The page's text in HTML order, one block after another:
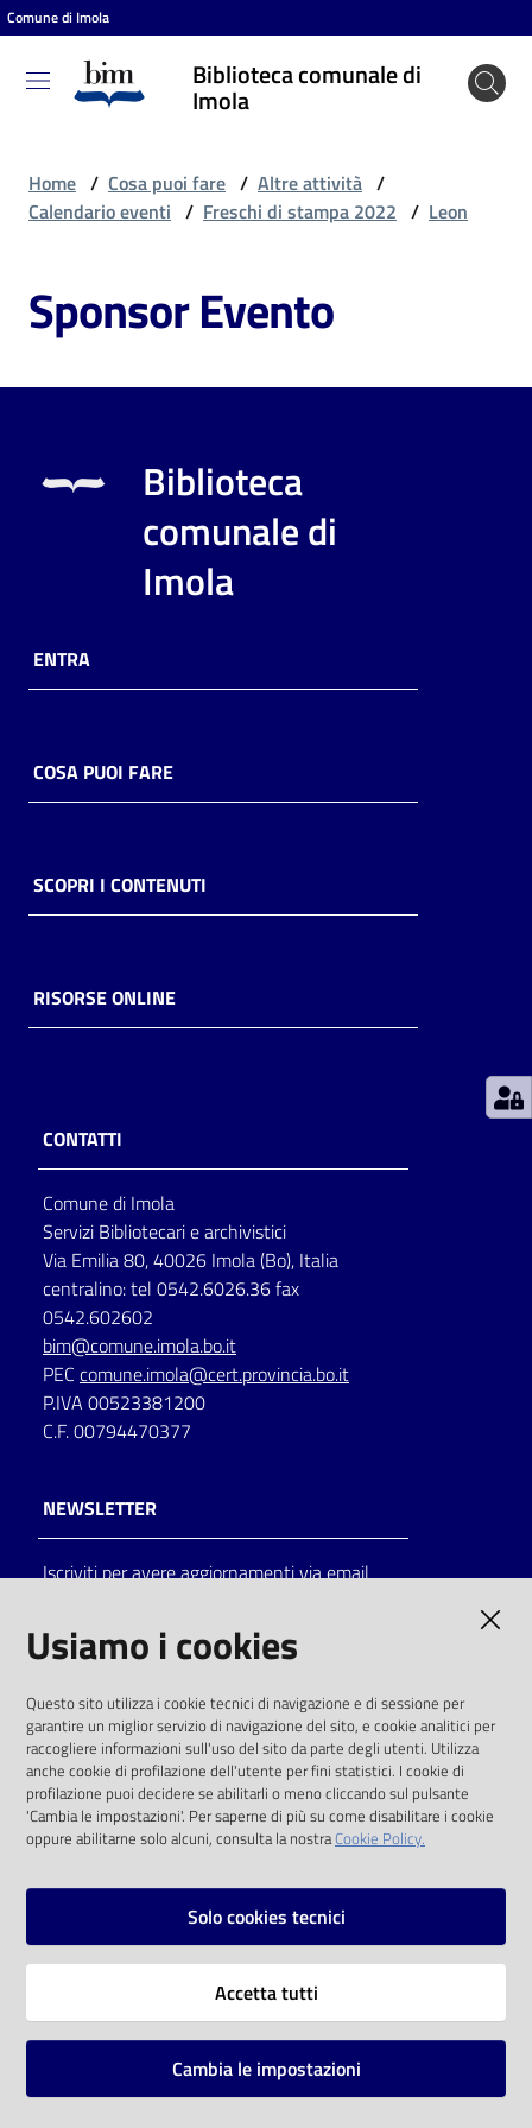
Vai al contenuto
Vai alla navigazione
Vai al footer
Comune di Imola
Biblioteca comunale di
Imola
Biblioteca
comunale
puoi
Risorse
online
Casa
Piani
storico
per
lettura
Seguici
su
Catalogo
on line
Eventi
Chiedi al
bibliotecario
Home / Cosa puoi fare / Altre attività /
Calendario eventi / Freschi di stampa 2022 / Leon
Sponsor Evento
Biblioteca
comunale di
Imola
ENTRA
COSA PUOI FARE
SCOPRI I CONTENUTI
RISORSE ONLINE
CONTATTI
Comune di Imola
Servizi Bibliotecari e archivistici
Via Emilia 80, 40026 Imola (Bo), Italia
centralino: tel 0542.6026.36 fax
0542.602602
bim@comune.imola.bo.it
PEC comune.imola@cert.provincia.bo.it
P.IVA 00523381200
C.F. 00794470377
NEWSLETTER
Iscriviti per avere aggiornamenti via email
solo alle condizioni previste dalla direttiva
comunitaria 2003/98/CE e dal d.lgs. 36/2006
SOCIAL
Instagram
Vai alla pagina
Mappa del sito
Usiamo i cookies
Questo sito utilizza i cookie tecnici di navigazione e di sessione per
garantire un miglior servizio di navigazione del sito, e cookie analitici per
raccogliere informazioni sull'uso del sito da parte degli utenti. Utilizza
anche cookie di profilazione dell'utente per fini statistici. I cookie di
profilazione puoi decidere se abilitarli o meno cliccando sul pulsante
'Cambia le impostazioni'. Per saperne di più su come disabilitare i cookie
oppure abilitarne solo alcuni, consulta la nostraCookie Policy.
Solo cookies tecnici
Accetta tutti
Cambia le impostazioni